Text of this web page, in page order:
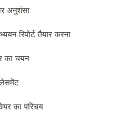
अनुशंसा
रिपोर्ट तैयार करना
का चयन
का परिचय